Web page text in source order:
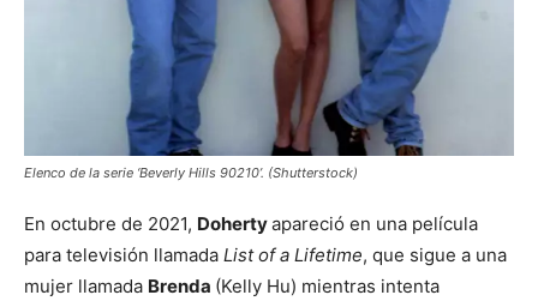
Elenco de la serie ‘Beverly Hills 90210’. (Shutterstock)
En octubre de 2021, Dohertyapareció en una película
para televisión llamada List of a Lifetime, que sigue a una
mujer llamada Brenda (Kelly Hu) mientras intenta